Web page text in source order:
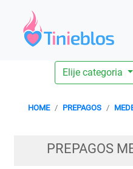
Elije categoria
HOME PREPAGOS
PREPAGOS